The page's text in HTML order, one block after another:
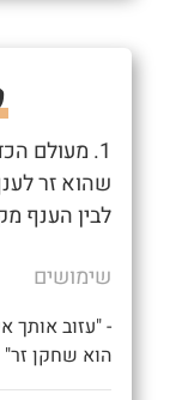
1. מעולם
שהוא זר
לבין הענף
שימושים
- "עזוב אותך
הוא שחקן זר"